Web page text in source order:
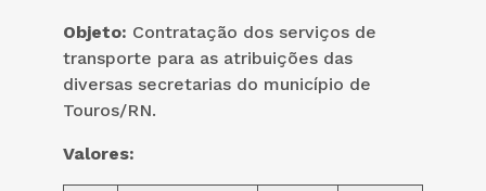
Objeto: Contratação dos serviços de
transporte para as atribuições das
diversas secretarias do município de
Touros/RN.
Valores: